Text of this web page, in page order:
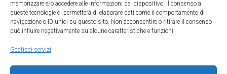
memorizzare e/o accedere alle informazioni del dispositivo. Il consenso a
queste tecnologie ci permetterà di elaborare dati come il comportamento di
navigazione o ID unici su questo sito. Non acconsentire o ritirare il consenso
può influire negativamente su alcune caratteristiche e funzioni.
Gestisci servizi
08.30 - 12.30 / 14 - 18
0522/909701
0522/909748